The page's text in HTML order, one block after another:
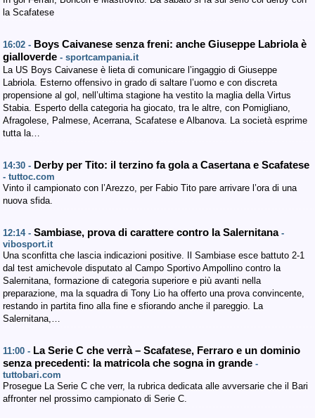
la Scafatese
16:02 - Boys Caivanese senza freni: anche Giuseppe Labriola è
gialloverde - sportcampania.it
La US Boys Caivanese è lieta di comunicare l’ingaggio di Giuseppe
Labriola. Esterno offensivo in grado di saltare l’uomo e con discreta
propensione al gol, nell’ultima stagione ha vestito la maglia della Virtus
Stabia. Esperto della categoria ha giocato, tra le altre, con Pomigliano,
Afragolese, Palmese, Acerrana, Scafatese e Albanova. La società esprime
tutta la…
14:30 - Derby per Tito: il terzino fa gola a Casertana e Scafatese
- tuttoc.com
Vinto il campionato con l’Arezzo, per Fabio Tito pare arrivare l’ora di una
nuova sfida.
12:14 - Sambiase, prova di carattere contro la Salernitana -
vibosport.it
Una sconfitta che lascia indicazioni positive. Il Sambiase esce battuto 2-1
dal test amichevole disputato al Campo Sportivo Ampollino contro la
Salernitana, formazione di categoria superiore e più avanti nella
preparazione, ma la squadra di Tony Lio ha offerto una prova convincente,
restando in partita fino alla fine e sfiorando anche il pareggio. La
Salernitana,…
11:00 - La Serie C che verrà – Scafatese, Ferraro e un dominio
senza precedenti: la matricola che sogna in grande -
tuttobari.com
Prosegue La Serie C che verr, la rubrica dedicata alle avversarie che il Bari
affronter nel prossimo campionato di Serie C.